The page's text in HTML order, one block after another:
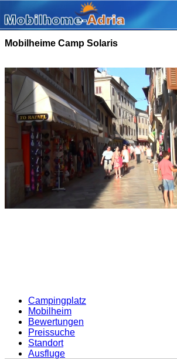
Mobilheime Camp Solaris
Campingplatz
Mobilheim
Bewertungen
Preissuche
Standort
Ausfluge